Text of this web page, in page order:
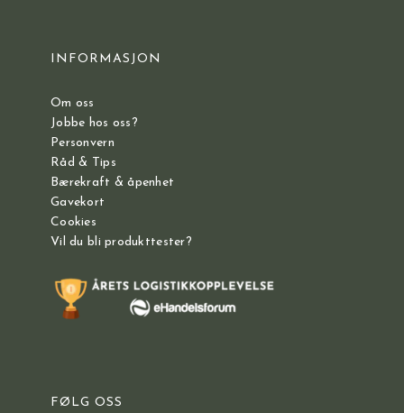
INFORMASJON
Om oss
Jobbe hos oss?
Personvern
Råd & Tips
Bærekraft & åpenhet
Gavekort
Cookies
Vil du bli produkttester?
FØLG OSS